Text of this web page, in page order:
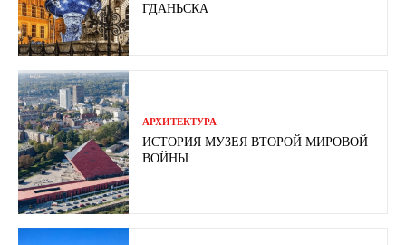
ГДАНЬСКА
АРХИТЕКТУРА
ИСТОРИЯ МУЗЕЯ ВТОРОЙ МИРОВОЙ
ВОЙНЫ